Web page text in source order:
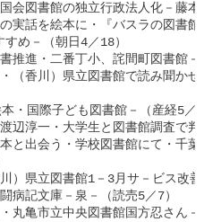
会図書館の独立行政法人化－藤
実話を絵本に・『バスラの図書
め－（朝日4／18）
推進・二番丁小、詫間町図書館
（香川）県立図書館で読み聞か
・国際子ども図書館－（産経5／
辺淳一・大学生と図書館調査で
と出会う・学校図書館にて・千
）県立図書館1－3月サ－ビス改
病記文庫－泉－（読売5／7）
丸亀市立中央図書館国方忍さん